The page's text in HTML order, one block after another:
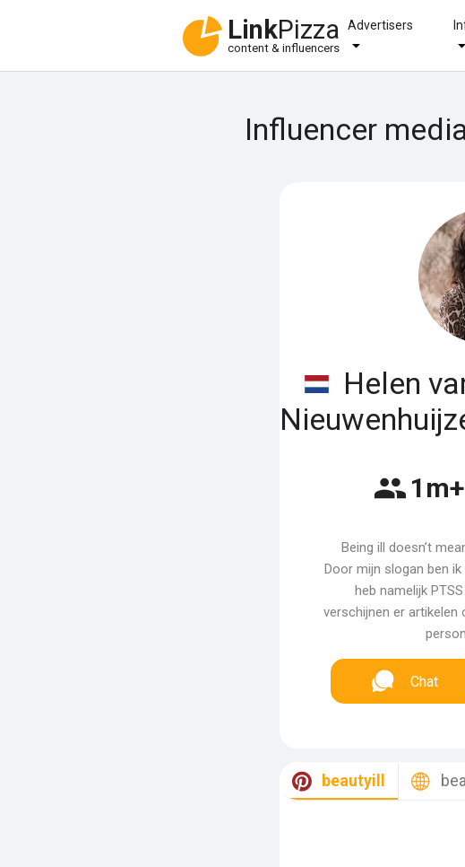
LinkPizza
content & influencers
Advertisers
Influencer
Helen
1m+
Being ill doesn’t
Door mijn slogan ben
heb namelijk
verschijnen er artikelen
Chat
beautyill